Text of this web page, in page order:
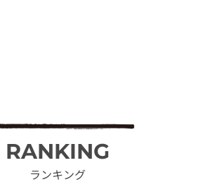
RANKING
ランキング